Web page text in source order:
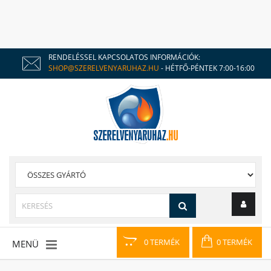
RENDELÉSSEL KAPCSOLATOS INFORMÁCIÓK:
SHOP@SZERELVENYARUHAZ.HU - HÉTFŐ-PÉNTEK 7:00-16:00
0 TERMÉK 0 TERMÉK
MENÜ